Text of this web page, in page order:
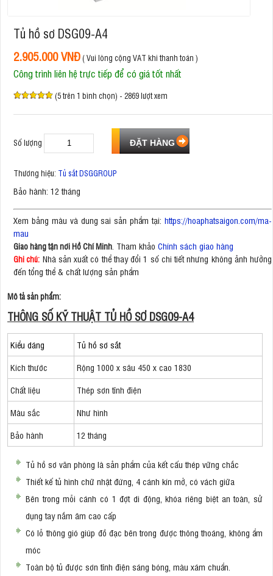
Tủ hồ sơ DSG09-A4
2.905.000 VNĐ( Vui lòng cộng VAT khi thanh toán )
Công trình liên hệ trực tiếp để có giá tốt nhất
(5 trên 1 bình chọn) - 2869 lượt xem
Số lượng
Thương hiệu: Tủ sắt DSGGROUP
Bảo hành: 12 tháng
Xem bảng màu và dung sai sản phẩm tại: https://hoaphatsaigon.com/ma-
mau
Giao hàng tận nơi Hồ Chí Minh . Tham khảo Chính sách giao hàng
Ghi chú: Nhà sản xuất có thể thay đổi 1 số chi tiết nhưng không ảnh hưởng
đến tổng thể & chất lượng sản phẩm
Mô tả sản phẩm:
THÔNG SỐ KỸ THUẬT TỦ HỒ SƠ DSG09-A4
Kiểu dáng
Tủ hồ sơ sắt
Kích thước
Rộng 1000 x sâu 450 x cao 1830
Chất liệu
Thép sơn tĩnh điện
Màu sắc
Như hình
Bảo hành
12 tháng
Tủ hồ sơ văn phòng là sản phẩm của kết cấu thép vững chắc
Thiết kế tủ hình chữ nhật đứng, 4 cánh kín mở, có vách giữa
Bên trong mỗi cánh có 1 đợt di động, khóa riêng biệt an toàn, sử
dụng tay nắm âm cao cấp
Có lỗ thông gió giúp đồ đạc bên trong được thông thoáng, không ẩm
móc
Toàn bộ tủ được sơn tĩnh điện sáng bóng, màu xám chuẩn.